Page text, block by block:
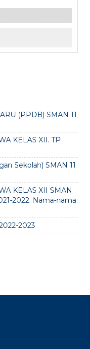
(PPDB) SMAN 11
KELAS XII. TP
Sekolah) SMAN 11
KELAS XII SMAN
2022. Nama-nama
2023